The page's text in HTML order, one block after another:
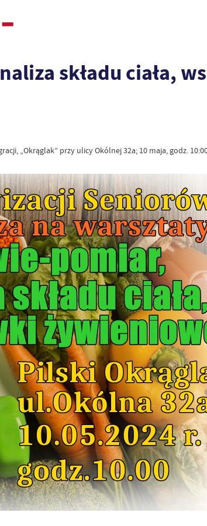
składu ciała,
„Okrąglak” przy ulicy Okólnej 32a; 10 maja, godz.